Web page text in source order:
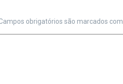
obrigatórios são marcados com